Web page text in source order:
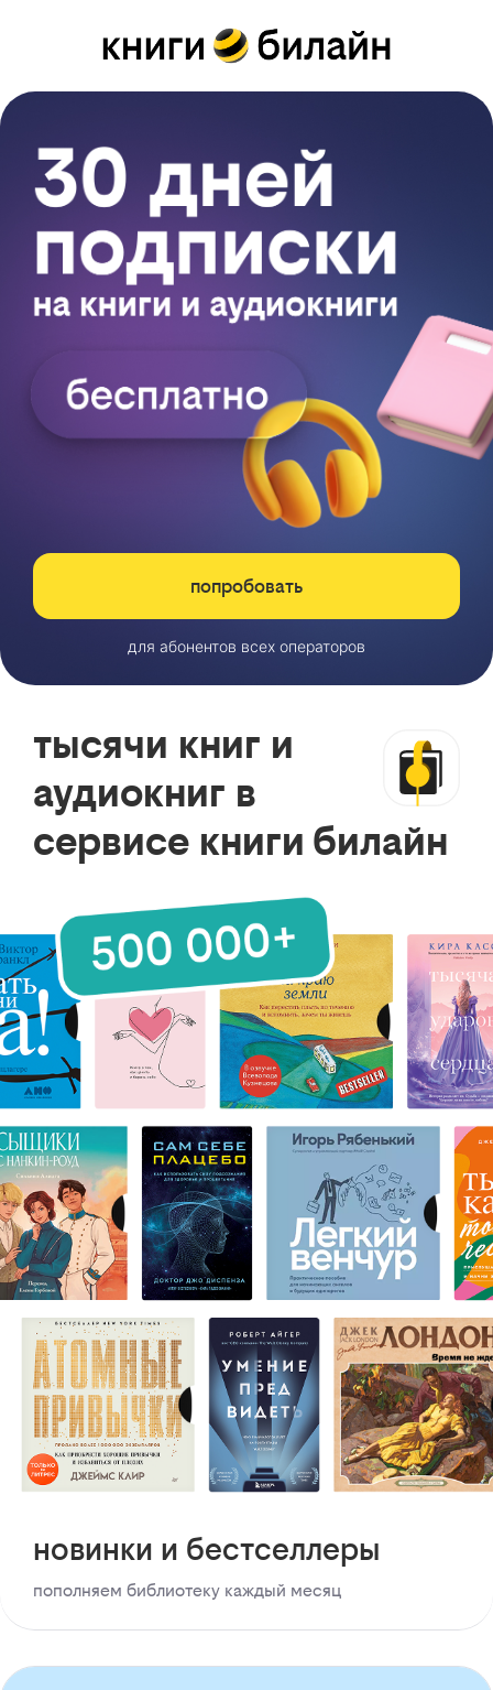
попробовать
для абонентов всех операторов
тысячи книг и
аудиокниг в
сервисе книги билайн
новинки и бестселлеры
пополняем библиотеку каждый месяц